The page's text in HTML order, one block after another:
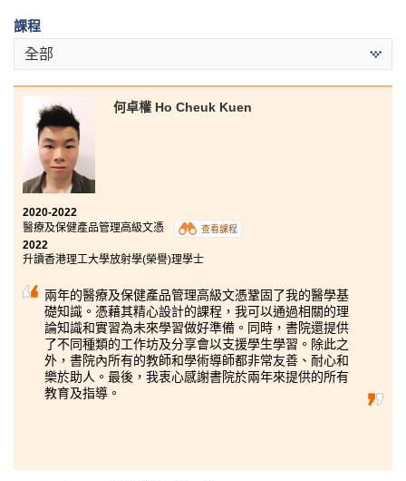
燈
課程
全部
何卓權 Ho Cheuk Kuen
2020-2022
醫療及保健產品管理高級文憑
查看課程
2022
升讀香港理工大學放射學(榮譽)理學士
兩年的醫療及保健產品管理高級文憑鞏固了我的醫學基
礎知識。憑藉其精心設計的課程，我可以通過相關的理
論知識和實習為未來學習做好準備。同時，書院還提供
了不同種類的工作坊及分享會以支援學生學習。除此之
外，書院內所有的教師和學術導師都非常友善、耐心和
樂於助人。最後，我衷心感謝書院於兩年來提供的所有
教育及指導。